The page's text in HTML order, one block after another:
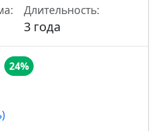
Длительность:
3 года
24%